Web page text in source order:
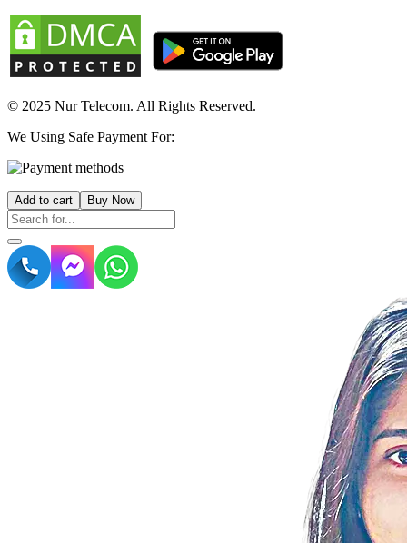
© 2025 Nur Telecom. All Rights Reserved.
We Using Safe Payment For:
Add to cart Buy Now